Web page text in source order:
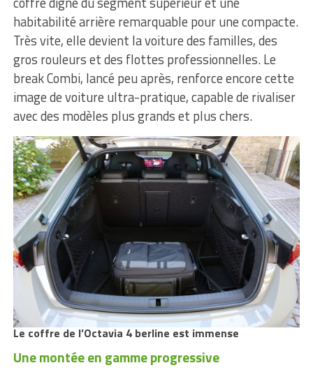
habitabilité arrière remarquable pour une compacte.
Très vite, elle devient la voiture des familles, des
gros rouleurs et des flottes professionnelles. Le
break Combi, lancé peu après, renforce encore cette
image de voiture ultra-pratique, capable de rivaliser
avec des modèles plus grands et plus chers.
Le coffre de l’Octavia 4 berline est immense
Une montée en gamme progressive